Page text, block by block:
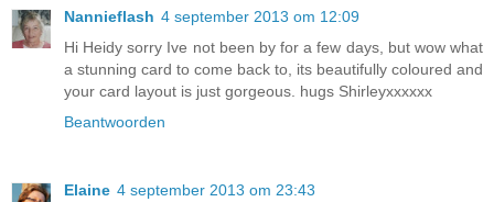
Nannieflash 4 september 2013 om 12:09
Hi Heidy sorry Ive not been by for a few days, but wow what
a stunning card to come back to, its beautifully coloured and
your card layout is just gorgeous. hugs Shirleyxxxxxx
Beantwoorden
Elaine 4 september 2013 om 23:43